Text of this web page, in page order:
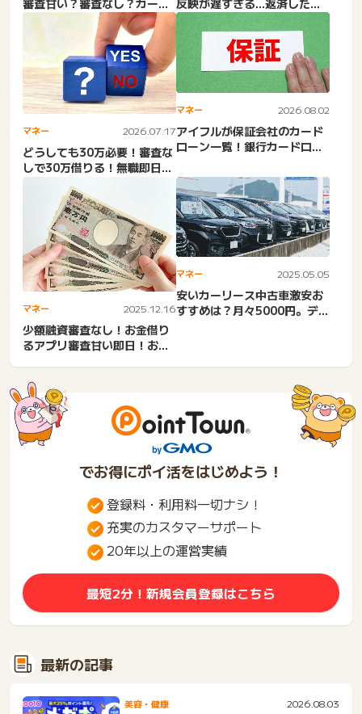
ローンの金利・貯金担保自
動...
に反映されない理由＆反映
日...
マネー 2026.07.17
どうしても30万必要！審査な
しで30万借りる！無職即日・
街金・少額融資・銀行。...
マネー 2026.08.02
アイフルが保証会社のカード
ローン一覧！銀行カードロー
ス...
マネー 2025.12.16
少額融資審査なし！お金借り
るアプリ審査甘い即日！お金
マネー 2025.05.05
安いカーリース中古車激安お
すすめは？月々5000円。デメ
でお得にポイ活をはじめよう！
登録料・利用料一切ナシ！
充実のカスタマーサポート
20年以上の運営実績
最短2分！新規会員登録はこちら
最新の記事
美容・健康 2026.08.03